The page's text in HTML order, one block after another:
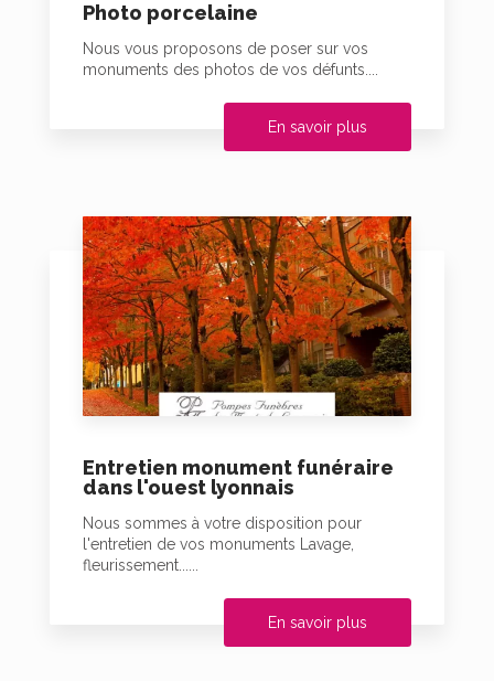
Photo porcelaine
Nous vous proposons de poser sur vos
monuments des photos de vos défunts....
En savoir plus
Entretien monument funéraire
dans l'ouest lyonnais
Nous sommes à votre disposition pour
l'entretien de vos monuments Lavage,
fleurissement......
En savoir plus